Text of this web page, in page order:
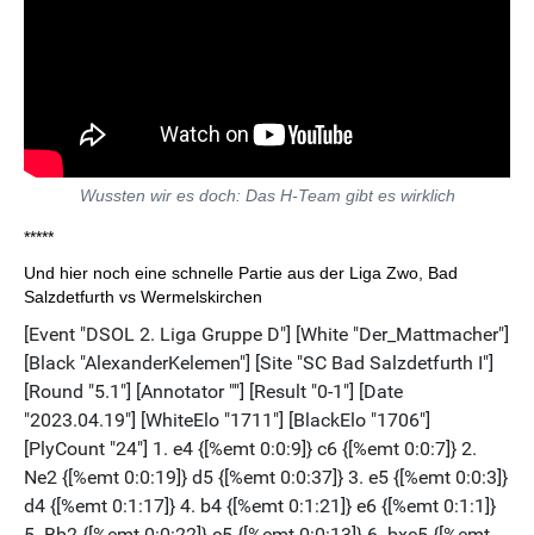
Wussten wir es doch: Das H-Team gibt es wirklich
*****
Und hier noch eine schnelle Partie aus der Liga Zwo, Bad
Salzdetfurth vs Wermelskirchen